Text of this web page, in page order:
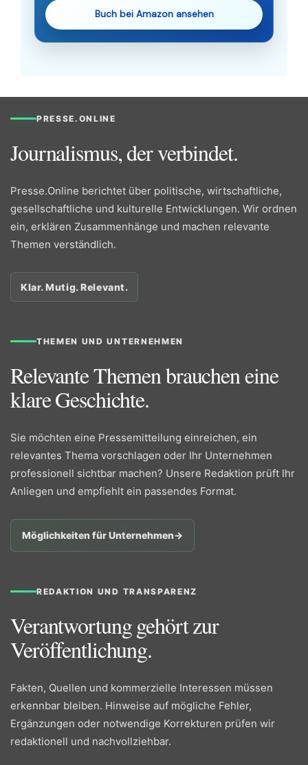
Buch bei Amazon ansehen
PRESSE.ONLINE
Journalismus, der verbindet.
Presse.Online berichtet über politische, wirtschaftliche,
gesellschaftliche und kulturelle Entwicklungen. Wir ordnen
ein, erklären Zusammenhänge und machen relevante
Themen verständlich.
Klar. Mutig. Relevant.
THEMEN UND UNTERNEHMEN
Relevante Themen brauchen eine
klare Geschichte.
Sie möchten eine Pressemitteilung einreichen, ein
relevantes Thema vorschlagen oder Ihr Unternehmen
professionell sichtbar machen? Unsere Redaktion prüft Ihr
Anliegen und empfiehlt ein passendes Format.
Möglichkeiten für Unternehmen→
REDAKTION UND TRANSPARENZ
Verantwortung gehört zur
Veröffentlichung.
Fakten, Quellen und kommerzielle Interessen müssen
erkennbar bleiben. Hinweise auf mögliche Fehler,
Ergänzungen oder notwendige Korrekturen prüfen wir
redaktionell und nachvollziehbar.